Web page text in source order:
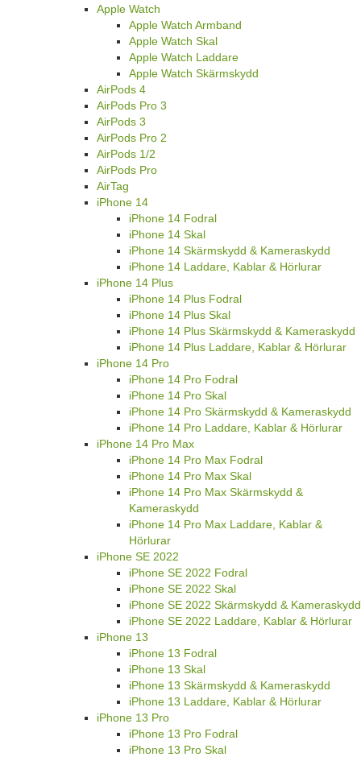
Apple Watch
Apple Watch Armband
Apple Watch Skal
Apple Watch Laddare
Apple Watch Skärmskydd
AirPods 4
AirPods Pro 3
AirPods 3
AirPods Pro 2
AirPods 1/2
AirPods Pro
AirTag
iPhone 14
iPhone 14 Fodral
iPhone 14 Skal
iPhone 14 Skärmskydd & Kameraskydd
iPhone 14 Laddare, Kablar & Hörlurar
iPhone 14 Plus
iPhone 14 Plus Fodral
iPhone 14 Plus Skal
iPhone 14 Plus Skärmskydd & Kameraskydd
iPhone 14 Plus Laddare, Kablar & Hörlurar
iPhone 14 Pro
iPhone 14 Pro Fodral
iPhone 14 Pro Skal
iPhone 14 Pro Skärmskydd & Kameraskydd
iPhone 14 Pro Laddare, Kablar & Hörlurar
iPhone 14 Pro Max
iPhone 14 Pro Max Fodral
iPhone 14 Pro Max Skal
iPhone 14 Pro Max Skärmskydd &
Kameraskydd
iPhone 14 Pro Max Laddare, Kablar &
Hörlurar
iPhone SE 2022
iPhone SE 2022 Fodral
iPhone SE 2022 Skal
iPhone SE 2022 Skärmskydd & Kameraskydd
iPhone SE 2022 Laddare, Kablar & Hörlurar
iPhone 13
iPhone 13 Fodral
iPhone 13 Skal
iPhone 13 Skärmskydd & Kameraskydd
iPhone 13 Laddare, Kablar & Hörlurar
iPhone 13 Pro
iPhone 13 Pro Fodral
iPhone 13 Pro Skal